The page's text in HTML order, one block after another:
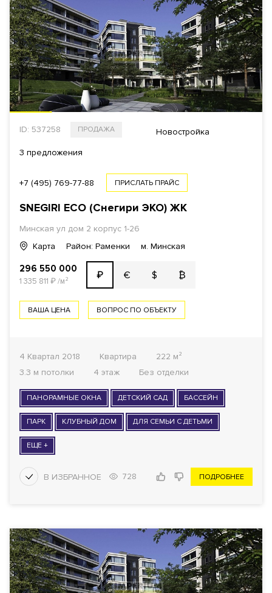
ID: 537258 ПРОДАЖА Новостройка
3 предложения
+7 (495) 769-77-88 ПРИСЛАТЬ ПРАЙС
SNEGIRI ECO (Снегири ЭКО) ЖК
Минская ул дом 2 корпус 1-26
Карта
Район: Раменки м. Минская
296 550 000
1 335 811 ₽/м² ₽ € $ ₿
ВАША ЦЕНА ВОПРОС ПО ОБЪЕКТУ
4 Квартал 2018 Квартира
222 м²
3.3 м потолки
4 этаж Без отделки
ПАНОРАМНЫЕ ОКНА ДЕТСКИЙ САД БАССЕЙН
ПАРК КЛУБНЫЙ ДОМ ДЛЯ СЕМЬИ С ДЕТЬМИ
ЕЩЕ +
728 ПОДРОБНЕЕ